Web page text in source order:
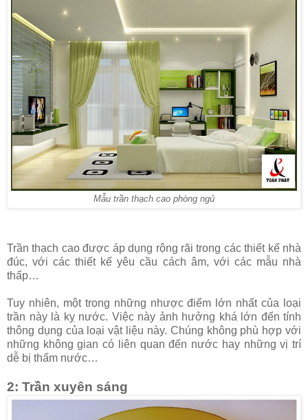
Mẫu trần thạch cao phòng ngủ
Trần thạch cao được áp dụng rộng rãi trong các thiết kế nhà
đúc, với các thiết kế yêu cầu cách âm, với các mẫu nhà
thấp…
Tuy nhiên, một trong những nhược điểm lớn nhất của loại
trần này là kỵ nước. Việc này ảnh hưởng khá lớn đến tính
thông dụng của loại vật liệu này. Chúng không phù hợp với
những không gian có liên quan đến nước hay những vị trí
dễ bị thấm nước…
2: Trần xuyên sáng